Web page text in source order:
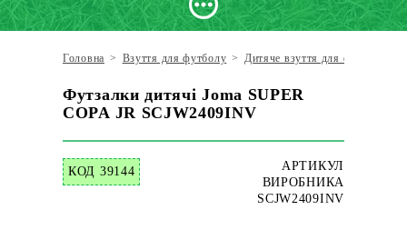
Головна > Взуття для футболу > Дитяче взуття для футболу
Футзалки дитячі Joma SUPER
COPA JR SCJW2409INV
КОД 39144
АРТИКУЛ
ВИРОБНИКА
SCJW2409INV